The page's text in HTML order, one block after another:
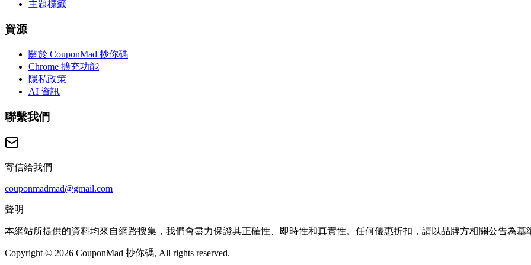
主題標籤
資源
關於 CouponMad 抄你碼
Chrome 擴充功能
隱私政策
AI 資訊
聯繫我們
寄信給我們
couponmadmad@gmail.com
聲明
本網站所提供的資料均來自網路搜集，我們會盡力保證其正確性、即時性和真實性。任何優惠折扣，請以品牌方相關公告為基
Copyright © 2026 CouponMad 抄你碼, All rights reserved.